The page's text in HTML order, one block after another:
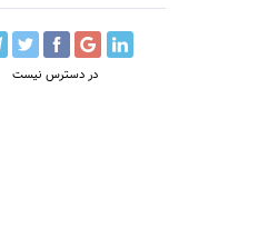
در دسترس نیست